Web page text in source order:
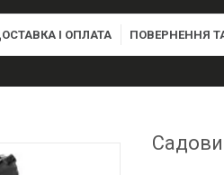
І ОПЛАТА ПОВЕРНЕННЯ